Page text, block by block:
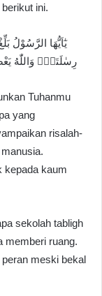
ini.
يٰٓاَيُّهَا الرَّسُوْلُ
رِسٰلَتَهٗۗ وَاللّٰهُ
Tuhanmu
yang
risalah-
kepada kaum
sekolah tabligh
memberi ruang.
meski bekal